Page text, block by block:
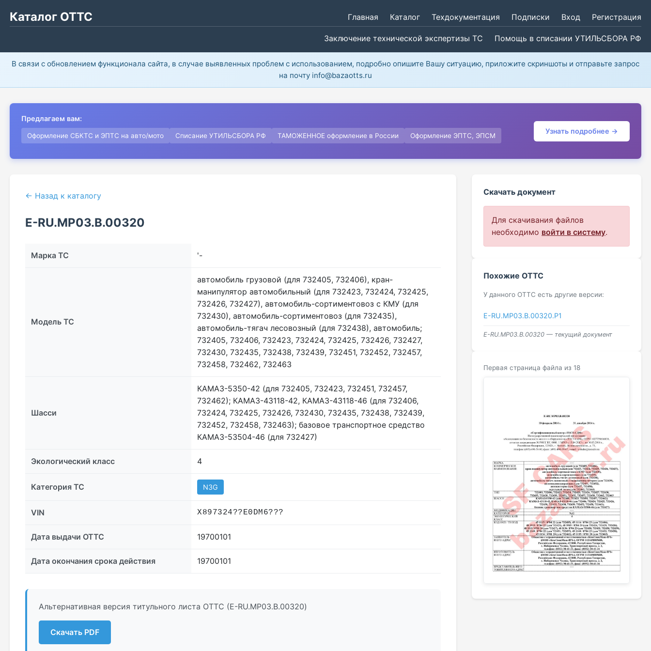
Каталог ОТТС Главная Каталог Техдокументация Подписки Вход Регистрация
Заключение технической экспертизы ТС Помощь в списании УТИЛЬСБОРА РФ
В связи с обновлением функционала сайта, в случае выявленных проблем с использованием, подробно опишите Вашу ситуацию, приложите скриншоты и отправьте запрос
на почту info@bazaotts.ru
Предлагаем вам:
Оформление СБКТС и ЭПТС на авто/мото Списание УТИЛЬСБОРА РФ ТАМОЖЕННОЕ оформление в России Оформление ЭПТС, ЭПСМ
Узнать подробнее →
← Назад к каталогу
E-RU.МР03.B.00320
Марка ТС '-
Модель ТС
автомобиль грузовой (для 732405, 732406), кран-
манипулятор автомобильный (для 732423, 732424, 732425,
732426, 732427), автомобиль-сортиментовоз с КМУ (для
732430), автомобиль-сортиментовоз (для 732435),
автомобиль-тягач лесовозный (для 732438), автомобиль;
732405, 732406, 732423, 732424, 732425, 732426, 732427,
732430, 732435, 732438, 732439, 732451, 732452, 732457,
732458, 732462, 732463
Шасси
КАМАЗ-5350-42 (для 732405, 732423, 732451, 732457,
732462); КАМАЗ-43118-42, КАМАЗ-43118-46 (для 732406,
732424, 732425, 732426, 732430, 732435, 732438, 732439,
732452, 732458, 732463); базовое транспортное средство
КАМАЗ-53504-46 (для 732427)
Экологический класс 4
Категория ТС N3G
VIN X897324??E0DM6???
Дата выдачи ОТТС 19700101
Дата окончания срока действия 19700101
Альтернативная версия титульного листа ОТТС (E-RU.МР03.B.00320)
Скачать PDF
Скачать документ
Для скачивания файлов
необходимо войти в систему.
Похожие ОТТС
У данного ОТТС есть другие версии:
E-RU.МР03.B.00320.Р1
E-RU.МР03.B.00320 — текущий документ
Первая страница файла из 18